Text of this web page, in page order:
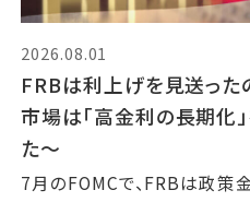
2026.08.01
FRBは利上げを見送っ
市場は「高金利の長期化
た〜
7月のFOMCで、FRBは政策